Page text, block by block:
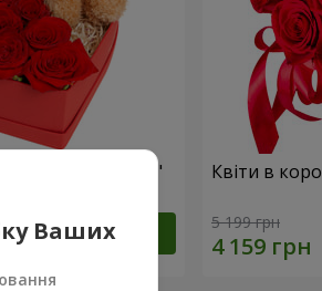
презент"
Замовити
Квіти в
5 199 грн
Ваших